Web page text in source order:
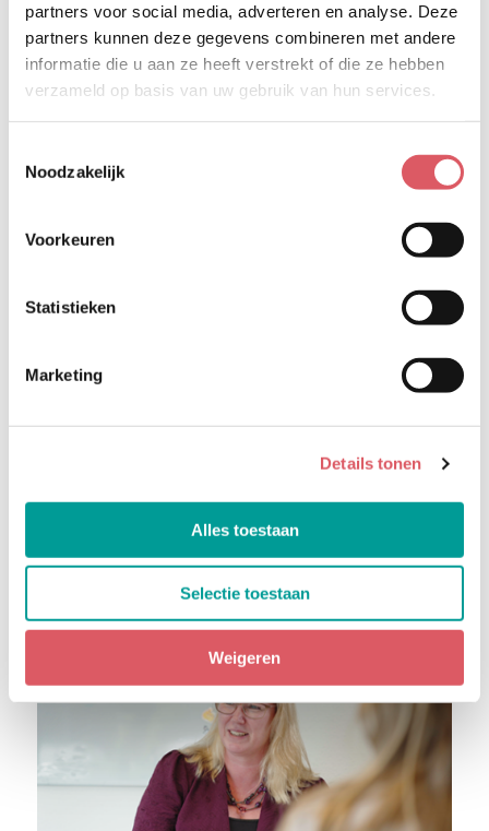
partners voor social media, adverteren en analyse. Deze
partners kunnen deze gegevens combineren met andere
informatie die u aan ze heeft verstrekt of die ze hebben
verzameld op basis van uw gebruik van hun services.
Noodzakelijk
Voorkeuren
Statistieken
Marketing
Details tonen
Alles toestaan
Selectie toestaan
Weigeren
Dit bericht delen:
Delen via linkedin
Delen via facebook
Delen via whatsapp
Delen via e-mail
Onze Zomernieuwsbrief 2026
6 juli 2026